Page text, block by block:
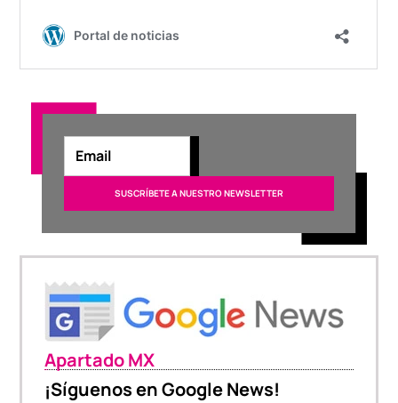
Apartado MX
¡Síguenos en Google News!